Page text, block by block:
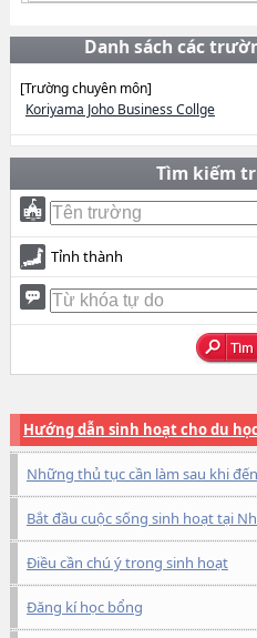
Danh sách các
[Trường chuyên môn]
Koriyama Joho Business Collge
Tìm kiếm
Tỉnh thành
Hướng dẫn sinh hoạt cho du
Những thủ tục cần làm sau khi
Bắt đầu cuộc sống sinh hoạt tại
Điều cần chú ý trong sinh hoạt
Đăng kí học bổng